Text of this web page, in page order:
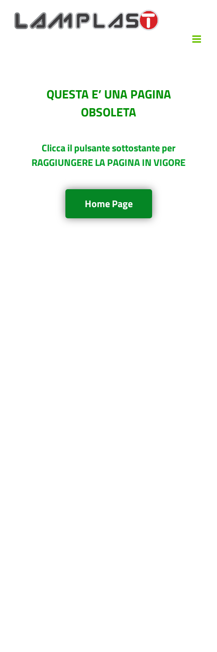
QUESTA E’ UNA PAGINA
OBSOLETA
Clicca il pulsante sottostante per
RAGGIUNGERE LA PAGINA IN VIGORE
Home Page